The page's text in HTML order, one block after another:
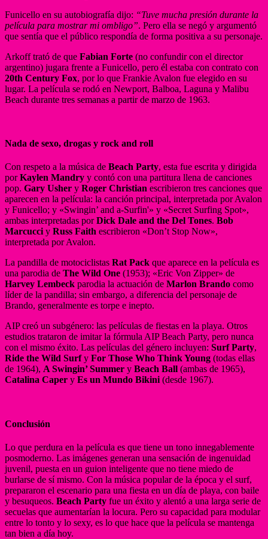
Funicello en su autobiografía dijo: “Tuve mucha presión durante la
película para mostrar mi ombligo”. Pero ella se negó y argumentó
que sentía que el público respondía de forma positiva a su personaje.
Arkoff trató de que Fabian Forte (no confundir con el director
argentino) jugara frente a Funicello, pero él estaba con contrato con
20th Century Fox, por lo que Frankie Avalon fue elegido en su
lugar. La película se rodó en Newport, Balboa, Laguna y Malibu
Beach durante tres semanas a partir de marzo de 1963.
Nada de sexo, drogas y rock and roll
Con respeto a la música de Beach Party, esta fue escrita y dirigida
porKaylen Mandry y contó con una partitura llena de canciones
pop. Gary Usher y Roger Christian escribieron tres canciones que
aparecen en la película: la canción principal, interpretada por Avalon
y Funicello; y «Swingin’ and a-Surfin'» y «Secret Surfing Spot»,
ambas interpretadas porDick Dale and the Del Tones. Bob
Marcucciy Russ Faith escribieron «Don’t Stop Now»,
interpretada por Avalon.
La pandilla de motociclistas Rat Pack que aparece en la película es
una parodia de The Wild One (1953); «Eric Von Zipper» de
Harvey Lembeck parodia la actuación de Marlon Brando como
líder de la pandilla; sin embargo, a diferencia del personaje de
Brando, generalmente es torpe e inepto.
AIP creó un subgénero: las películas de fiestas en la playa. Otros
estudios trataron de imitar la fórmula AIP Beach Party, pero nunca
con el mismo éxito. Las películas del género incluyen: Surf Party,
Ride the Wild Surfy For Those Who Think Young (todas ellas
de 1964), A Swingin’ Summer y Beach Ball (ambas de 1965),
Catalina Caper y Es un Mundo Bikini(desde 1967).
Conclusión
Lo que perdura en la película es que tiene un tono innegablemente
posmoderno. Las imágenes generan una sensación de ingenuidad
juvenil, puesta en un guion inteligente que no tiene miedo de
burlarse de sí mismo. Con la música popular de la época y el surf,
prepararon el escenario para una fiesta en un día de playa, con baile
y besuqueos. Beach Party fue un éxito y alentó a una larga serie de
secuelas que aumentarían la locura. Pero su capacidad para modular
entre lo tonto y lo sexy, es lo que hace que la película se mantenga
tan bien a día hoy.